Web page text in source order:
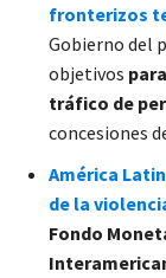
fronterizos
Gobierno del
objetivos
tráfico de
concesiones
América
de la
Fondo